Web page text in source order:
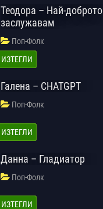
Теодора – Най-доброто
заслужавам
Поп-Фолк
ИЗТЕГЛИ
Галена – CHATGPT
Поп-Фолк
ИЗТЕГЛИ
Данна – Гладиатор
Поп-Фолк
ИЗТЕГЛИ